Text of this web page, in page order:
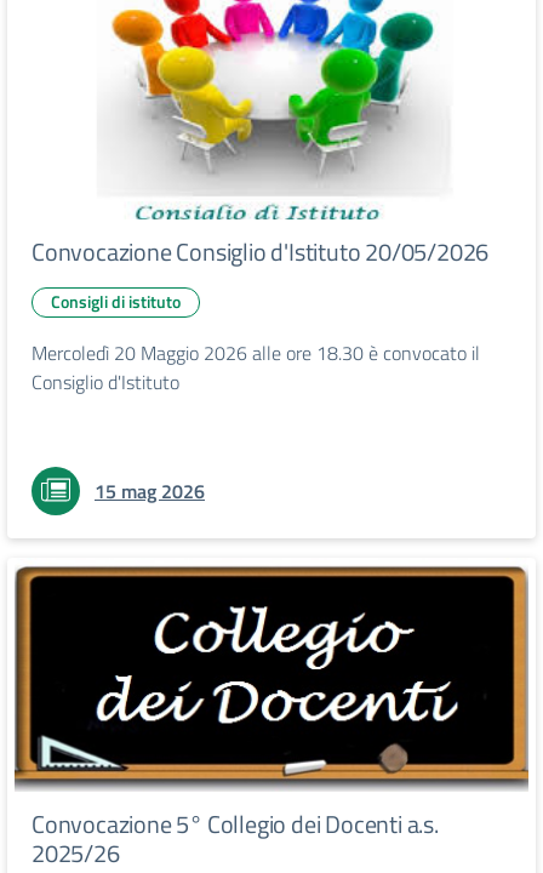
Convocazione Consiglio d'Istituto 20/05/2026
Consigli di istituto
Mercoledì 20 Maggio 2026 alle ore 18.30 è convocato il
Consiglio d'Istituto
15 mag 2026
Convocazione 5° Collegio dei Docenti a.s.
2025/26